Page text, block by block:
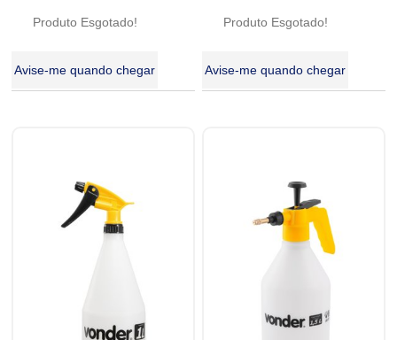
Produto Esgotado!
Avise-me quando chegar
Produto Esgotado!
Avise-me quando chegar